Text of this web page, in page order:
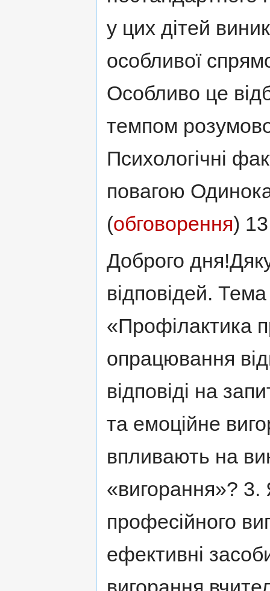
у цих дітей
особливої
Особливо це
темпом
Психологічні
повагою
(обговорення)
Доброго
відповідей.
«Профілактика
опрацювання
відповіді на
та емоційне
впливають на
«вигорання»? 3.
професійного
ефективні